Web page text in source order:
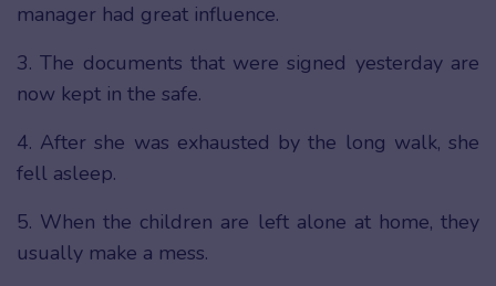
manager had great influence.
3. The documents that were signed yesterday are
now kept in the safe.
4. After she was exhausted by the long walk, she
fell asleep.
5. When the children are left alone at home, they
usually make a mess.